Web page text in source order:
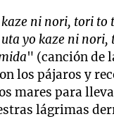
ni nori, tori to
yo kaze ni nori,
" (canción de
los pájaros y
mares para
lágrimas